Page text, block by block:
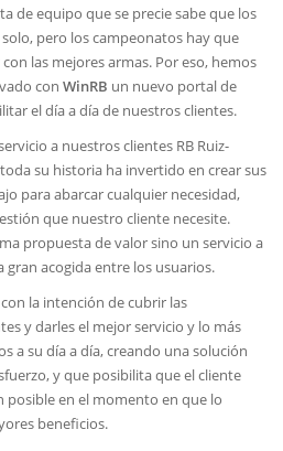
de equipo que se precie sabe que los
pero los campeonatos hay que
las mejores armas. Por eso, hemos
con WinRB un nuevo portal de
el día a día de nuestros clientes.
a nuestros clientes RB Ruiz-
su historia ha invertido en crear sus
para abarcar cualquier necesidad,
que nuestro cliente necesite.
propuesta de valor sino un servicio a
acogida entre los usuarios.
la intención de cubrir las
y darles el mejor servicio y lo más
a su día a día, creando una solución
y que posibilita que el cliente
en el momento en que lo
beneficios.